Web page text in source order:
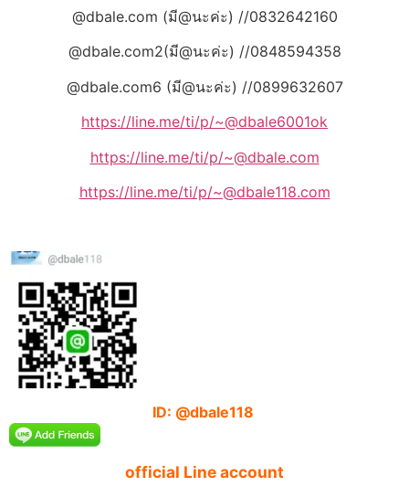
@dbale.com (มี@นะค่ะ) //0832642160
@dbale.com2(มี@นะค่ะ) //0848594358
@dbale.com6 (มี@นะค่ะ) //0899632607
https://line.me/ti/p/~@dbale6001ok
https://line.me/ti/p/~@dbale.com
https://line.me/ti/p/~@dbale118.com
ID: @dbale118
official Line account